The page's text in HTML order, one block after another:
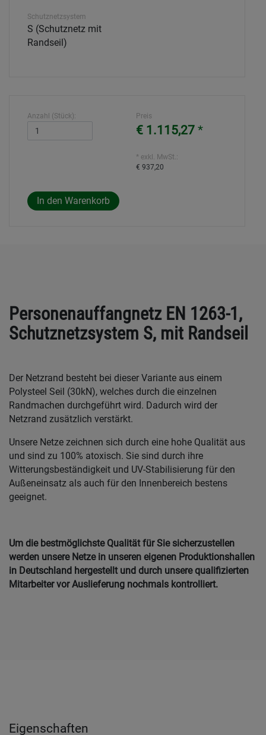
Schutznetzsystem
S (Schutznetz mit
Randseil)
Anzahl (Stück): Preis
€ 1.115,27 *
* exkl. MwSt.:
€ 937,20
Personenauffangnetz EN 1263-1,
Schutznetzsystem S, mit Randseil
Der Netzrand besteht bei dieser Variante aus einem
Polysteel Seil (30kN), welches durch die einzelnen
Randmachen durchgeführt wird. Dadurch wird der
Netzrand zusätzlich verstärkt.
Unsere Netze zeichnen sich durch eine hohe Qualität aus
und sind zu 100% atoxisch. Sie sind durch ihre
Witterungsbeständigkeit und UV-Stabilisierung für den
Außeneinsatz als auch für den Innenbereich bestens
geeignet.
Um die bestmöglichste Qualität für Sie sicherzustellen
werden unsere Netze in unseren eigenen Produktionshallen
in Deutschland hergestellt und durch unsere qualifizierten
Mitarbeiter vor Auslieferung nochmals kontrolliert.
Eigenschaften